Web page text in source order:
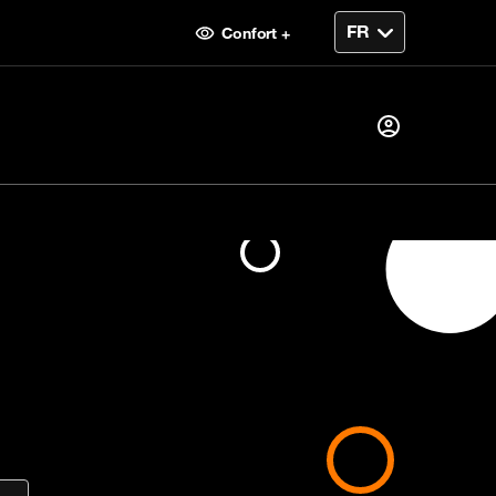
Confort +
Je suis déjà client alors